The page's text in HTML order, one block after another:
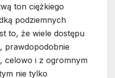
ton ciężkiego
podziemnych
to, że wiele dostępu
prawdopodobnie
celowo i z ogromnym
nie tylko